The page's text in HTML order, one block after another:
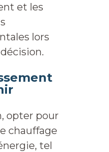
et les
lors
opter pour
chauffage
tel